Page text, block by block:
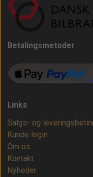
Betalingsmetoder
Links
Salgs- og
Kunde login
Om os
Kontakt
Nyheder